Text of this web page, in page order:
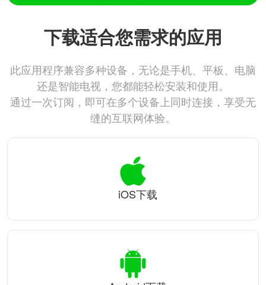
下载适合您需求的应用
此应用程序兼容多种设备，无论是手机、平板、电脑
还是智能电视，您都能轻松安装和使用。
通过一次订阅，即可在多个设备上同时连接，享受无
缝的互联网体验。
iOS下载